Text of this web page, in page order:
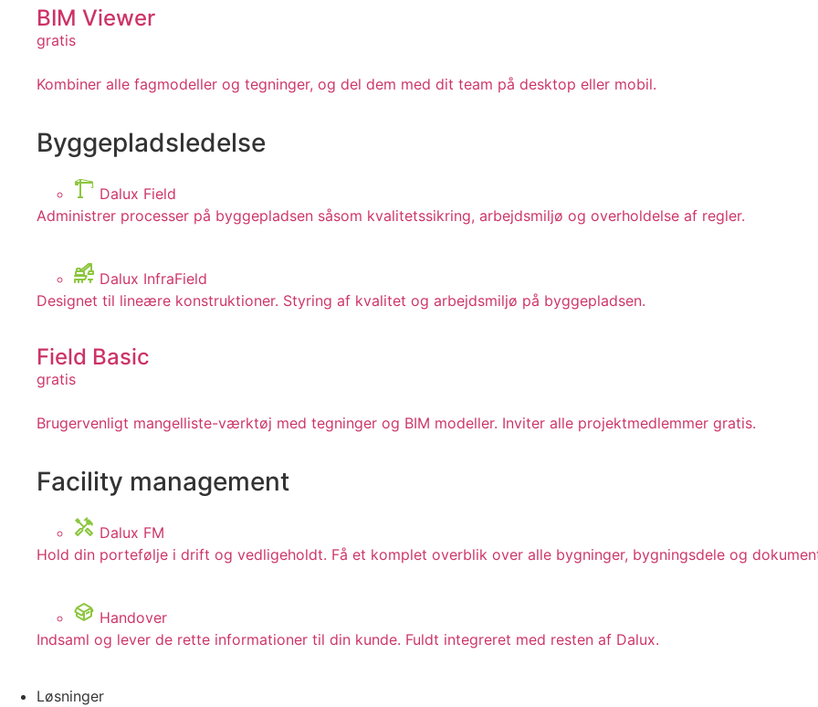
BIM Viewer
gratis
Kombiner alle fagmodeller og tegninger, og del dem med dit team på desktop eller mobil.
Byggepladsledelse
Dalux Field
Administrer processer på byggepladsen såsom kvalitetssikring, arbejdsmiljø og overholdelse af regler.
Dalux InfraField
Designet til lineære konstruktioner. Styring af kvalitet og arbejdsmiljø på byggepladsen.
Field Basic
gratis
Brugervenligt mangelliste-værktøj med tegninger og BIM modeller. Inviter alle projektmedlemmer gratis.
Facility management
Dalux FM
Hold din portefølje i drift og vedligeholdt. Få et komplet overblik over alle bygninger, bygningsdele og
Handover
Indsaml og lever de rette informationer til din kunde. Fuldt integreret med resten af Dalux.
Løsninger